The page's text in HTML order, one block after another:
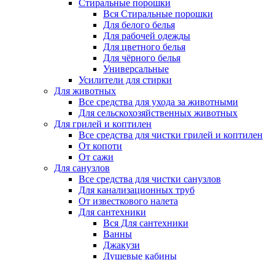
Стиральные порошки
Вся Стиральные порошки
Для белого белья
Для рабочей одежды
Для цветного белья
Для чёрного белья
Универсальные
Усилители для стирки
Для животных
Все средства для ухода за животными
Для сельскохозяйственных животных
Для грилей и коптилен
Все средства для чистки грилей и коптилен
От копоти
От сажи
Для санузлов
Все средства для чистки санузлов
Для канализационных труб
От известкового налета
Для сантехники
Вся Для сантехники
Ванны
Джакузи
Душевые кабины